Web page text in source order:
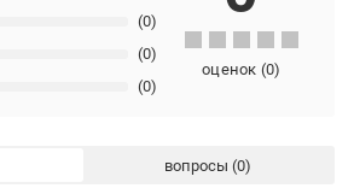
(0)
(0)
(0)
оценок (0)
вопросы